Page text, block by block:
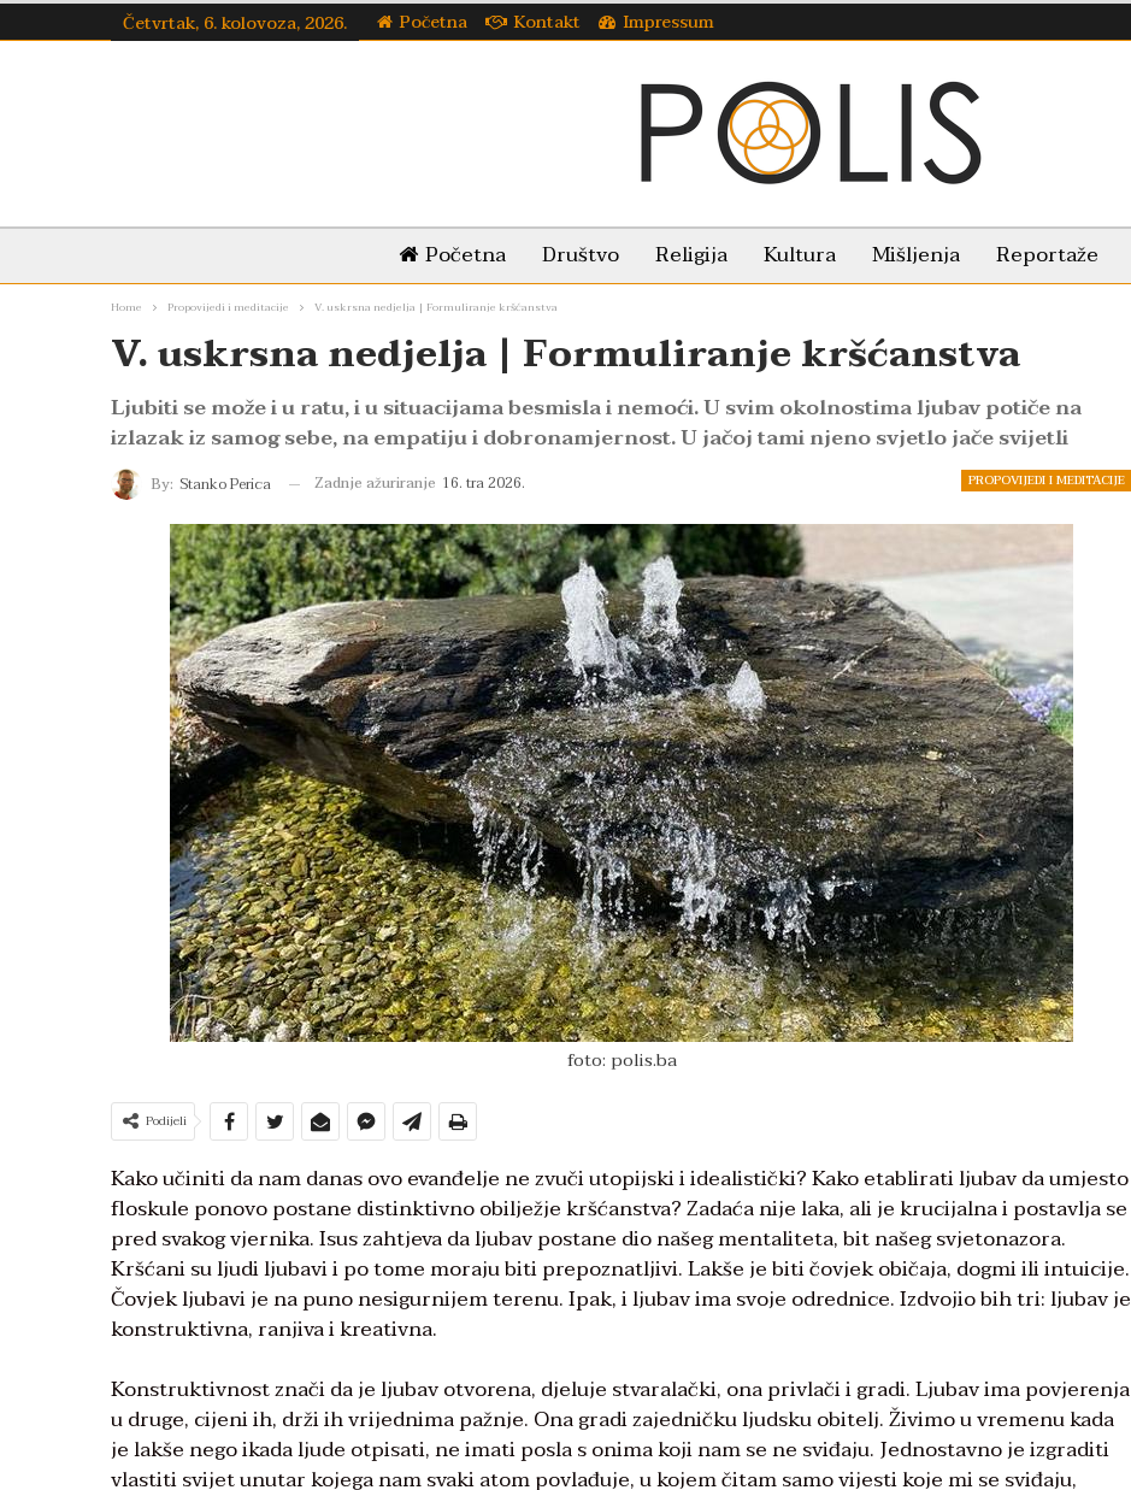
Četvrtak, 6. kolovoza, 2026. Početna Kontakt Impressum
Početna Društvo Religija Kultura Mišljenja Reportaže
Home Propovijedi i meditacije V. uskrsna nedjelja | Formuliranje kršćanstva
V. uskrsna nedjelja | Formuliranje kršćanstva
Ljubiti se može i u ratu, i u situacijama besmisla i nemoći. U svim okolnostima ljubav potiče na
izlazak iz samog sebe, na empatiju i dobronamjernost. U jačoj tami njeno svjetlo jače svijetli
PROPOVIJEDI I MEDITACIJE
By: Stanko Perica Zadnje ažuriranje 16. tra 2026.
foto: polis.ba
Podijeli
Kako učiniti da nam danas ovo evanđelje ne zvuči utopijski i idealistički? Kako etablirati ljubav da umjesto
floskule ponovo postane distinktivno obilježje kršćanstva? Zadaća nije laka, ali je krucijalna i postavlja se
pred svakog vjernika. Isus zahtjeva da ljubav postane dio našeg mentaliteta, bit našeg svjetonazora.
Kršćani su ljudi ljubavi i po tome moraju biti prepoznatljivi. Lakše je biti čovjek običaja, dogmi ili intuicije.
Čovjek ljubavi je na puno nesigurnijem terenu. Ipak, i ljubav ima svoje odrednice. Izdvojio bih tri: ljubav je
konstruktivna, ranjiva i kreativna.
Konstruktivnost znači da je ljubav otvorena, djeluje stvaralački, ona privlači i gradi. Ljubav ima povjerenja
u druge, cijeni ih, drži ih vrijednima pažnje. Ona gradi zajedničku ljudsku obitelj. Živimo u vremenu kada
je lakše nego ikada ljude otpisati, ne imati posla s onima koji nam se ne sviđaju. Jednostavno je izgraditi
vlastiti svijet unutar kojega nam svaki atom povlađuje, u kojem čitam samo vijesti koje mi se sviđaju,